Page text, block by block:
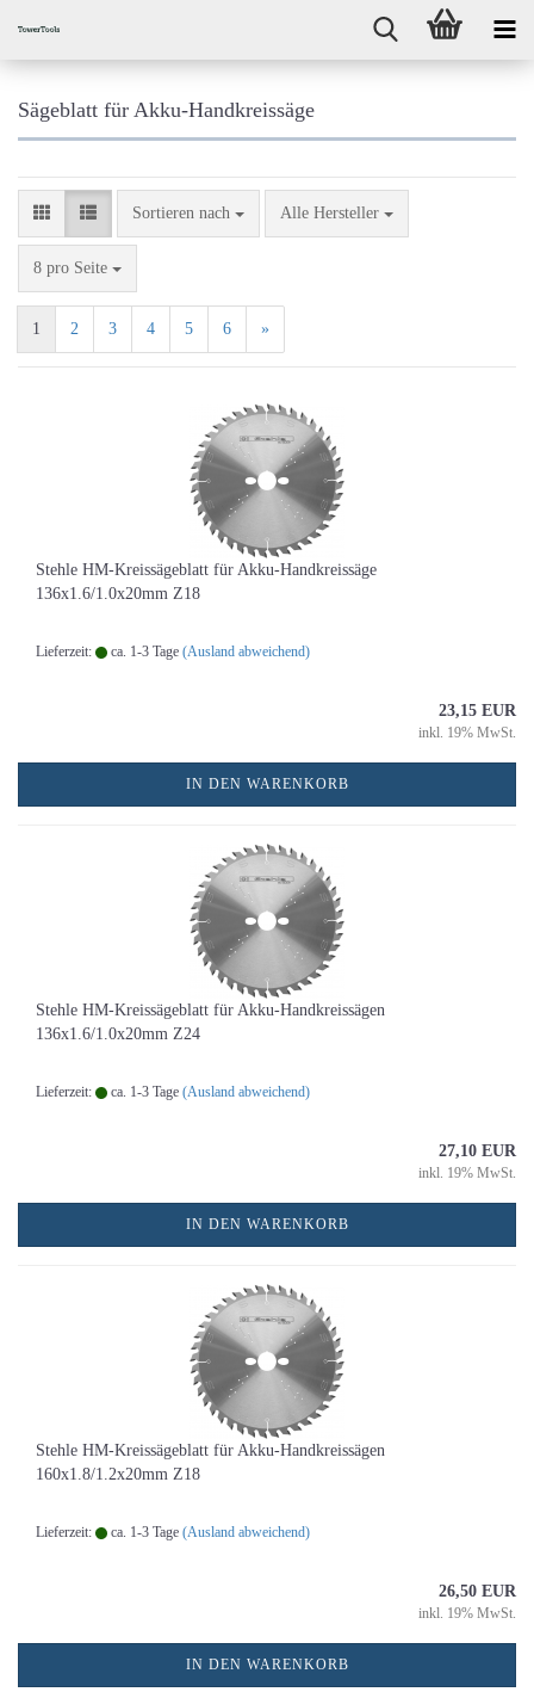
Sägeblatt für Akku-Handkreissäge
Sortieren nach
Sortieren nach Alle Hersteller
8 pro Seite
pro Seite
1 2 3 4 5 6 »
Stehle HM-Kreissägeblatt für Akku-Handkreissäge
136x1.6/1.0x20mm Z18
Lieferzeit: ca. 1-3 Tage (Ausland abweichend)
23,15 EUR
inkl. 19% MwSt.
IN DEN WARENKORB
Stehle HM-Kreissägeblatt für Akku-Handkreissägen
136x1.6/1.0x20mm Z24
Lieferzeit: ca. 1-3 Tage (Ausland abweichend)
27,10 EUR
inkl. 19% MwSt.
IN DEN WARENKORB
Stehle HM-Kreissägeblatt für Akku-Handkreissägen
160x1.8/1.2x20mm Z18
Lieferzeit: ca. 1-3 Tage (Ausland abweichend)
26,50 EUR
inkl. 19% MwSt.
IN DEN WARENKORB